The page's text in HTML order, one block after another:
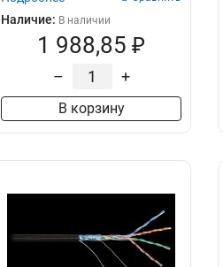
Наличие: В наличии
1 988,85 ₽
– +
В корзину